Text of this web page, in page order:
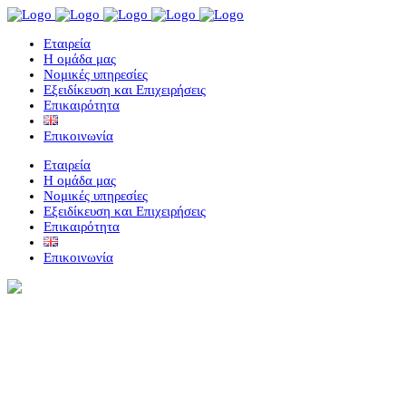
Eταιρεία
Η ομάδα μας
Νομικές υπηρεσίες
Εξειδίκευση και Επιχειρήσεις
Επικαιρότητα
Επικοινωνία
Eταιρεία
Η ομάδα μας
Νομικές υπηρεσίες
Εξειδίκευση και Επιχειρήσεις
Επικαιρότητα
Επικοινωνία